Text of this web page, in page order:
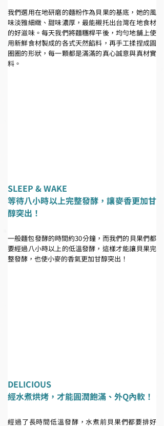
我們選用在地研磨的麵粉作為貝果的基底，她的風
味淡雅細緻、甜味濃厚，最能襯托出台灣在地食材
的好滋味。每天我們將麵糰桿平後，均勻地舖上使
用新鮮食材製成的各式天然餡料，再手工揉捏成圓
圈圈的形狀，每一顆都是滿滿的真心誠意與真材實
料。
SLEEP & WAKE
等待八小時以上完整發酵，讓麥香更加甘
醇突出！
一般麵包發酵的時間約30分鐘，而我們的貝果們都
要經過八小時以上的低溫發酵，這樣才能讓貝果完
整發酵，也使小麥的香氣更加甘醇突出！
DELICIOUS
經水煮烘烤，才能圓潤飽滿、外Q內軟！
經過了長時間低溫發酵，水煮前貝果們都要排好